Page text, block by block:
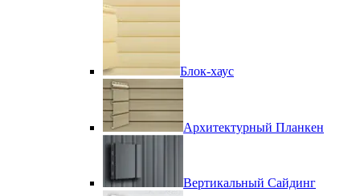
Блок-хаус
Архитектурный Планкен
Вертикальный Сайдинг